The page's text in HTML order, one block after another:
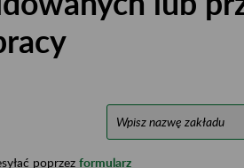
poprzez formularz